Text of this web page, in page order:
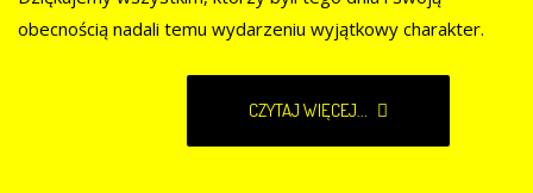
obecnością nadali temu wydarzeniu wyjątkowy charakter.
CZYTAJ WIĘCEJ...